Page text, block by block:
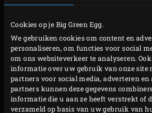
Cookies op je Big Green Egg.
We gebruiken cookies om content en
personaliseren, om functies voor social
om ons websiteverkeer te analyseren.
informatie over uw gebruik van onze site
partners voor social media, adverteren en
partners kunnen deze gegevens
informatie die u aan ze heeft verstrekt of
verzameld op basis van uw gebruik van
van de spareribs (het vlies aan de
ribben) door de achterkant van een
voorzichtig tussen het vlees en het
Als er een klein stukje vlies los is,
resterende deel er met de hand
spareribs die bevroren zijn geweest
een stuk ingewikkelder, dus mocht
tevoren invriezen: verwijder dan